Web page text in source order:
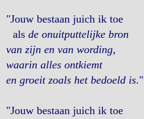
"Jouw bestaan juich ik toe
als de onuitputtelijke bron
van zijn en van wording,
waarin alles ontkiemt
en groeit zoals het bedoeld is."
"Jouw bestaan juich ik toe